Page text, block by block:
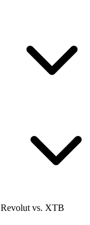
Revolut vs. XTB